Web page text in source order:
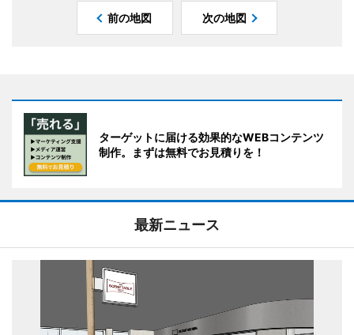
前の地図 次の地図
ターゲットに届ける効果的なWEBコンテンツ
制作。まずは無料でお見積りを！
最新ニュース